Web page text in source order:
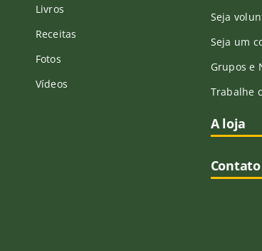
Livros
Receitas
Fotos
Vídeos
Seja
Seja um
Grupos e
Trabalhe
A loja
Contato